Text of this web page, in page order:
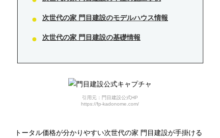
次世代の家 門目建設のモデルハウス情報
次世代の家 門目建設の基礎情報
引用元：門目建設公式HP
https://fp-kadonome.com/
トータル価格が分かりやすい次世代の家 門目建設が手掛ける